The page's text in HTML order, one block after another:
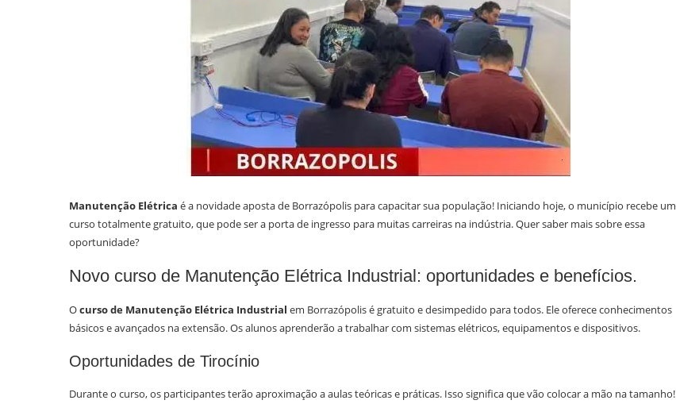
Manutenção Elétrica é a novidade aposta de Borrazópolis para capacitar sua população! Iniciando hoje, o município recebe um
curso totalmente gratuito, que pode ser a porta de ingresso para muitas carreiras na indústria. Quer saber mais sobre essa
oportunidade?
Novo curso de Manutenção Elétrica Industrial: oportunidades e benefícios.
Ocurso de Manutenção Elétrica Industrial em Borrazópolis é gratuito e desimpedido para todos. Ele oferece conhecimentos
básicos e avançados na extensão. Os alunos aprenderão a trabalhar com sistemas elétricos, equipamentos e dispositivos.
Oportunidades de Tirocínio
Durante o curso, os participantes terão aproximação a aulas teóricas e práticas. Isso significa que vão colocar a mão na tamanho!